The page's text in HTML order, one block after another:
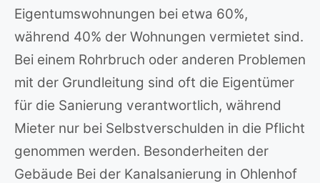
Eigentumswohnungen bei etwa 60%,
während 40% der Wohnungen vermietet sind.
Bei einem Rohrbruch oder anderen Problemen
mit der Grundleitung sind oft die Eigentümer
für die Sanierung verantwortlich, während
Mieter nur bei Selbstverschulden in die Pflicht
genommen werden. Besonderheiten der
Gebäude Bei der Kanalsanierung in Ohlenhof